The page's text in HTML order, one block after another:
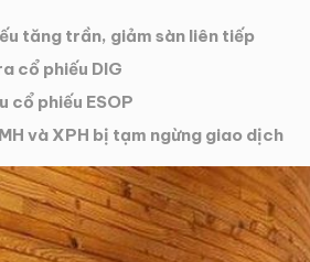
tăng trần, giảm sàn liên tiếp
cổ phiếu DIG
cổ phiếu ESOP
và XPH bị tạm ngừng giao dịch